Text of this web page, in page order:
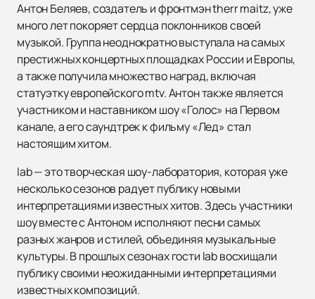
Антон Беляев, создатель и фронтмэн therr maitz, уже
много лет покоряет сердца поклонников своей
музыкой. Группа неоднократно выступала на самых
престижных концертных площадках России и Европы,
а также получила множество наград, включая
статуэтку европейского mtv. Антон также является
участником и наставником шоу «Голос» на Первом
канале, а его саундтрек к фильму «Лед» стал
настоящим хитом.
lab — это творческая шоу-лаборатория, которая уже
несколько сезонов радует публику новыми
интерпретациями известных хитов. Здесь участники
шоу вместе с Антоном исполняют песни самых
разных жанров и стилей, объединяя музыкальные
культуры. В прошлых сезонах гости lab восхищали
публику своими неожиданными интерпретациями
известных композиций.